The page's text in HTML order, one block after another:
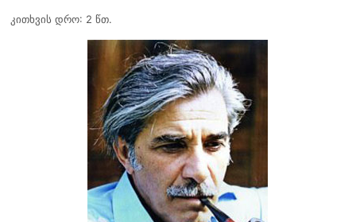
კითხვის დრო: 2 წთ.